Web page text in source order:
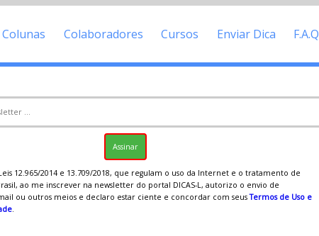
Colunas Colaboradores Cursos Enviar Dica F.A.Q
12.965/2014 e 13.709/2018, que regulam o uso da Internet e o tratamento de
ao me inscrever na newsletter do portal DICAS-L, autorizo o envio de
ou outros meios e declaro estar ciente e concordar com seusTermos de Uso e
.